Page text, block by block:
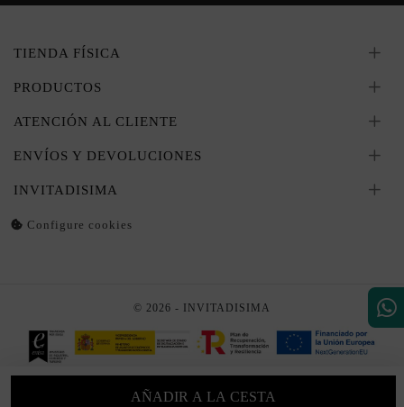
AÑADIR A LA CESTA
TIENDA FÍSICA
PRODUCTOS
ATENCIÓN AL CLIENTE
ENVÍOS Y DEVOLUCIONES
INVITADISIMA
Configure cookies
© 2026 - INVITADISIMA